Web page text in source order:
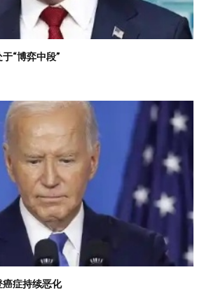
“博弈中段”
症持续恶化